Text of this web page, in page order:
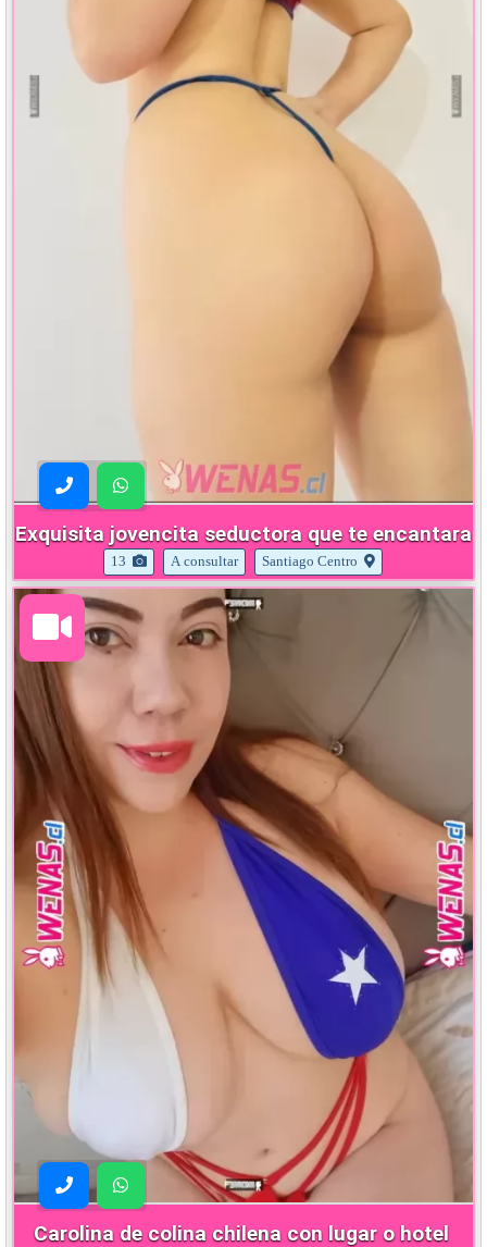
Exquisita jovencita seductora que te encantara
13 A consultar Santiago Centro
Carolina de colina chilena con lugar o hotel